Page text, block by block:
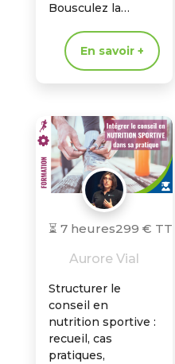
Bousculez la
passez de
l’intention au
changement
En savoir +
⏳ 7 heures299 € TTC
Aurore Vial
Structurer le
conseil en
nutrition sportive :
recueil, cas
pratiques,